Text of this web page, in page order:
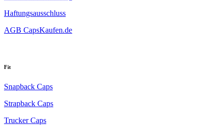
Haftungsausschluss
AGB CapsKaufen.de
Fit
Snapback Caps
Strapback Caps
Trucker Caps